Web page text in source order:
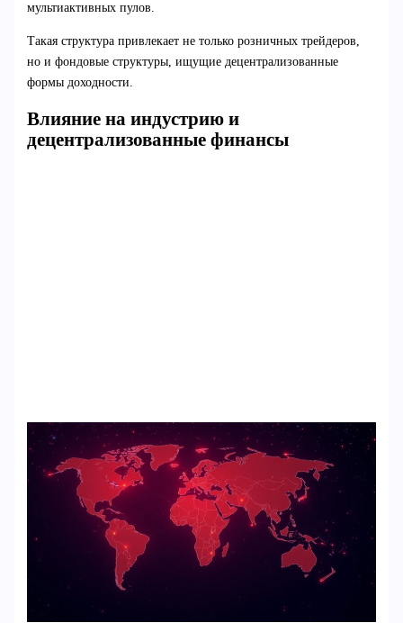
мультиактивных пулов.
Такая структура привлекает не только розничных трейдеров,
но и фондовые структуры, ищущие децентрализованные
формы доходности.
Влияние на индустрию и
децентрализованные финансы